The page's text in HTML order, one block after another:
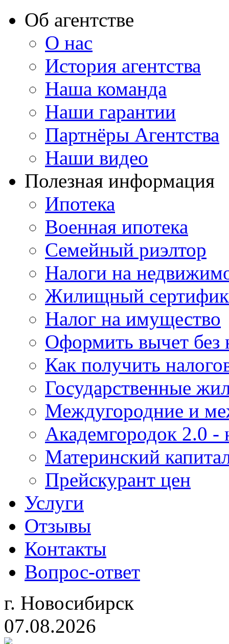
Об агентстве
О нас
История агентства
Наша команда
Наши гарантии
Партнёры Агентства
Наши видео
Полезная информация
Ипотека
Военная ипотека
Семейный риэлтор
Налоги на
Жилищный
Налог на имущество
Оформить вычет без
Как получить
Государственные
Междугородние и
Академгородок 2.0 -
Материнский
Прейскурант цен
Услуги
Отзывы
Контакты
Вопрос-ответ
г. Новосибирск
07.08.2026